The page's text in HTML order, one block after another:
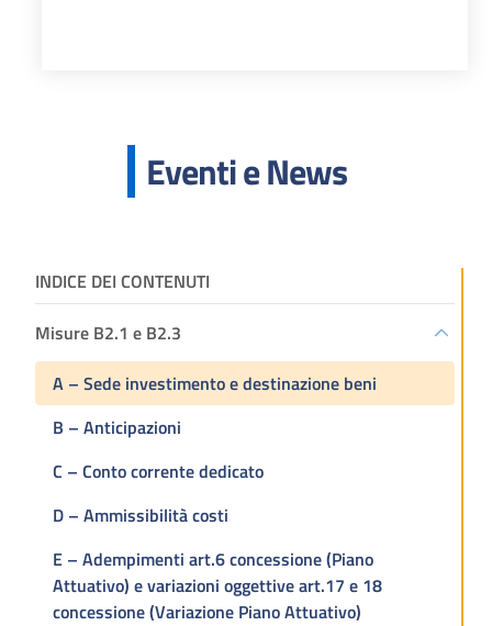
Eventi e News
INDICE DEI CONTENUTI
Misure B2.1 e B2.3
A – Sede investimento e destinazione beni
B – Anticipazioni
C – Conto corrente dedicato
D – Ammissibilità costi
E – Adempimenti art.6 concessione (Piano
Attuativo) e variazioni oggettive art.17 e 18
concessione (Variazione Piano Attuativo)